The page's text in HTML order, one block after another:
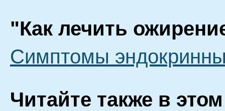
"Как лечить
Симптомы
Читайте также в